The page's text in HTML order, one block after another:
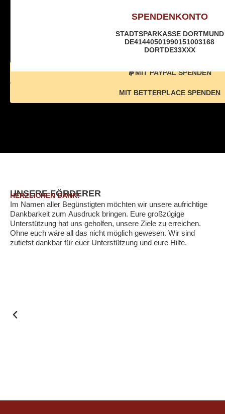
SPENDENKONTO
STADTSPARKASSE DORTMUND
DE41440501990151003168
DORTDE33XXX
MIT PAYPAL SPENDEN
MIT BETTERPLACE SPENDEN
UNSERE FÖRDERER
HERZLICHEN DANK!
Im Namen aller Begünstigten möchten wir unsere aufrichtige
Dankbarkeit zum Ausdruck bringen. Eure großzügige
Unterstützung hat uns geholfen, unsere Ziele zu erreichen.
Ohne euch wäre all das nicht möglich gewesen. Wir sind
zutiefst dankbar für euer Unterstützung und eure Hilfe.